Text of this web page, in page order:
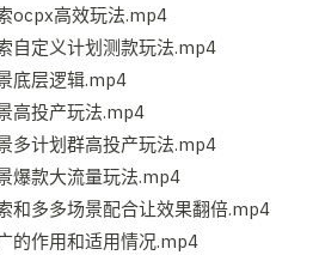
ocpx高效玩法.mp4
自定义计划测款玩法.mp4
底层逻辑.mp4
高投产玩法.mp4
多计划群高投产玩法.mp4
爆款大流量玩法.mp4
和多多场景配合让效果翻倍.mp4
的作用和适用情况.mp4